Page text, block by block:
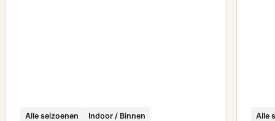
Alle seizoenen Indoor / Binnen Alle